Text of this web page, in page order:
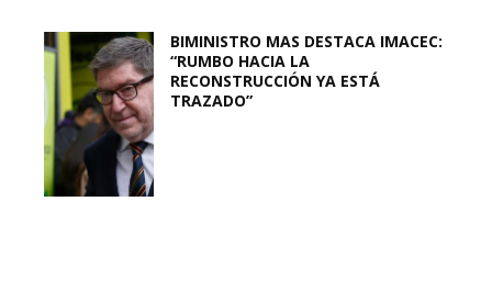
BIMINISTRO MAS DESTACA IMACEC:
“RUMBO HACIA LA
RECONSTRUCCIÓN YA ESTÁ
TRAZADO”